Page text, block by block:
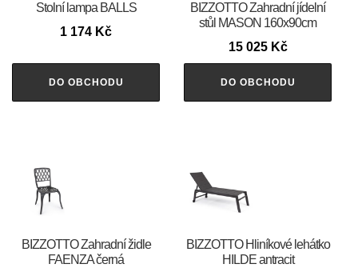
Stolní lampa BALLS
1 174 Kč
DO OBCHODU
BIZZOTTO Zahradní jídelní
stůl MASON 160x90cm
15 025 Kč
DO OBCHODU
BIZZOTTO Zahradní židle
FAENZA černá
BIZZOTTO Hliníkové lehátko
HILDE antracit